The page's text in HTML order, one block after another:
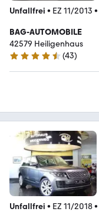
Unfallfrei • EZ 11/2013 •
BAG-AUTOMOBILE
42579 Heiligenhaus
4.7 Sterne
(43)
Unfallfrei • EZ 11/2018•